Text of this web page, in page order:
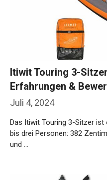
Juli 4, 2024
Itiwit Touring 3-
Erfahrungen &
Das Itiwit Touring 3-Sitzer
bis drei Personen: 382
und …